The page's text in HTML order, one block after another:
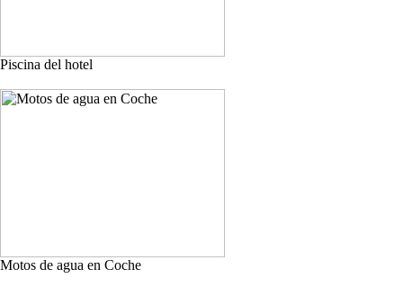
Piscina del hotel
Motos de agua en Coche